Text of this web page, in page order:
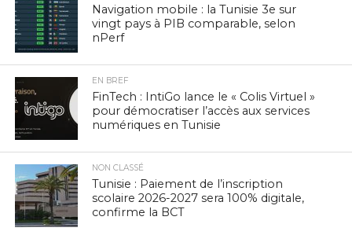
Navigation mobile : la Tunisie 3e sur
vingt pays à PIB comparable, selon
nPerf
EN BREF
FinTech : IntiGo lance le « Colis Virtuel »
pour démocratiser l’accès aux services
numériques en Tunisie
NON CLASSÉ
Tunisie : Paiement de l’inscription
scolaire 2026-2027 sera 100% digitale,
confirme la BCT